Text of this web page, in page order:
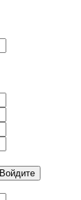
Войдите